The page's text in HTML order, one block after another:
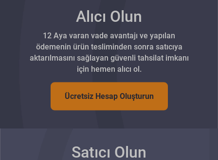
Alıcı Olun
12 Aya varan vade avantajı ve yapılan
ödemenin ürün tesliminden sonra satıcıya
aktarılmasını sağlayan güvenli tahsilat imkanı
için hemen alıcı ol.
Ücretsiz Hesap Oluşturun
Satıcı Olun